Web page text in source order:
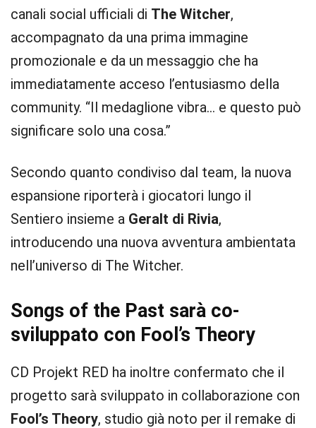
canali social ufficiali di The Witcher,
accompagnato da una prima immagine
promozionale e da un messaggio che ha
immediatamente acceso l’entusiasmo della
community. “Il medaglione vibra… e questo può
significare solo una cosa.”
Secondo quanto condiviso dal team, la nuova
espansione riporterà i giocatori lungo il
Sentiero insieme a Geralt di Rivia,
introducendo una nuova avventura ambientata
nell’universo di The Witcher.
Songs of the Past sarà co-
sviluppato con Fool’s Theory
CD Projekt RED ha inoltre confermato che il
progetto sarà sviluppato in collaborazione con
Fool’s Theory, studio già noto per il remake di